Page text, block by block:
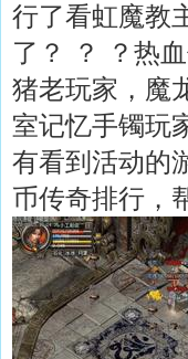
行了看虹魔教
了？ ？ ？热
猪老玩家，魔
室记忆手镯玩
有看到活动的
币传奇排行，